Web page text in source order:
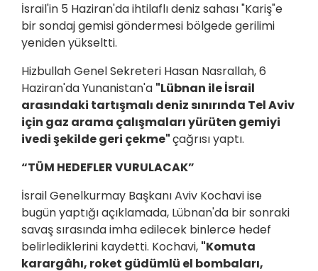
İsrail'in 5 Haziran'da ihtilaflı deniz sahası "Kariş"e
bir sondaj gemisi göndermesi bölgede gerilimi
yeniden yükseltti.
Hizbullah Genel Sekreteri Hasan Nasrallah, 6
Haziran'da Yunanistan'a "Lübnan ile İsrail
arasındaki tartışmalı deniz sınırında Tel Aviv
için gaz arama çalışmaları yürüten gemiyi
ivedi şekilde geri çekme"çağrısı yaptı.
“TÜM HEDEFLER VURULACAK”
İsrail Genelkurmay Başkanı Aviv Kochavi ise
bugün yaptığı açıklamada, Lübnan'da bir sonraki
savaş sırasında imha edilecek binlerce hedef
belirlediklerini kaydetti. Kochavi, "Komuta
karargâhı, roket güdümlü el bombaları,